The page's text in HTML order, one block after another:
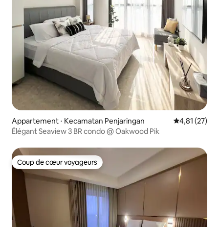
Appartement ⋅ Kecamatan Penjaringan Évaluation
4,81 (27)
Élégant Seaview 3 BR condo @ Oakwood Pik
Coup de cœur voyageurs
Coup de cœur voyageurs